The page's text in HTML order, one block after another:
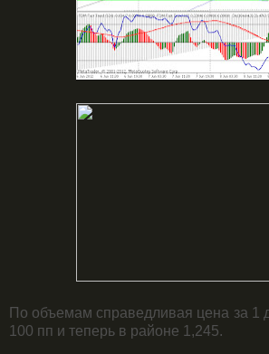
По объемам справедливая цена за 1
100 пп и теперь в районе 1,245.